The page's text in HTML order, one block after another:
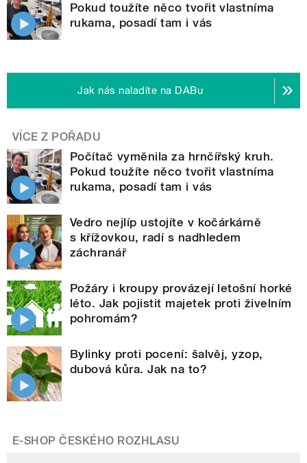
Pokud toužíte něco tvořit vlastníma
rukama, posadí tam i vás
Jak nás naladíte na DABu
VÍCE Z POŘADU
Počítač vyměnila za hrnčířský kruh.
Pokud toužíte něco tvořit vlastníma
rukama, posadí tam i vás
Vedro nejlíp ustojíte v kočárkárně
s křížovkou, radí s nadhledem
záchranář
Požáry i kroupy provázejí letošní horké
léto. Jak pojistit majetek proti živelním
pohromám?
Bylinky proti pocení: šalvěj, yzop,
dubová kůra. Jak na to?
E-SHOP ČESKÉHO ROZHLASU